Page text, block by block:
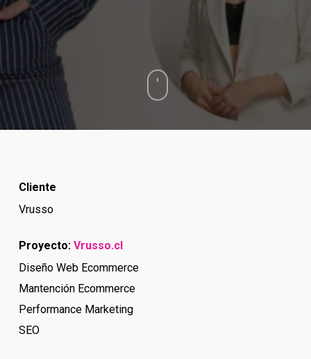
Cliente
Vrusso
Proyecto:Vrusso.cl
Diseño Web Ecommerce
Mantención Ecommerce
Performance Marketing
SEO